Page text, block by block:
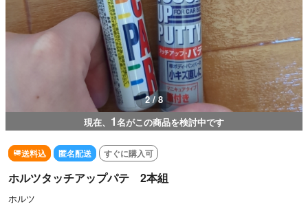
3 / 8
現在、 1名がこの商品を検討中です
送料込 匿名配送 すぐに購入可
ホルツタッチアップパテ 2本組
ホルツ